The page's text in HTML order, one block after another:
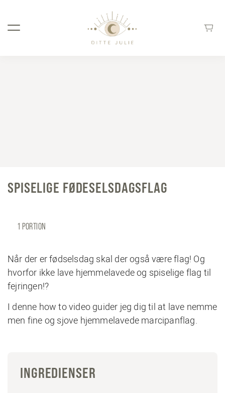
SPISELIGE FØDESELSDAGSFLAG
1 PORTION
Når der er fødselsdag skal der også være flag! Og
hvorfor ikke lave hjemmelavede og spiselige flag til
fejringen!?
I denne how to video guider jeg dig til at lave nemme
men fine og sjove hjemmelavede marcipanflag.
INGREDIENSER